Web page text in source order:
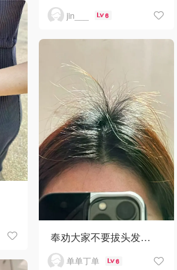
jin___ 6
奉劝大家不要拔头发…
单单丁单 6